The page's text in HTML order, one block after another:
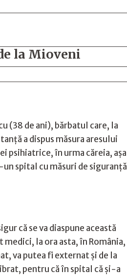
la Mioveni
(38 de ani), bărbatul care, la
a dispus măsura aresului
psihiatrice, în urma căreia, așa
spital cu măsuri de siguranță
că se va diaspune această
la ora asta, în România,
va putea fi externat și de la
pentru că în spital că și-a